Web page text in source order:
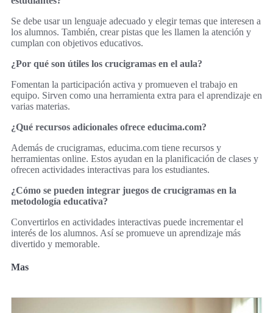
Se debe usar un lenguaje adecuado y elegir temas que interesen a
los alumnos. También, crear pistas que les llamen la atención y
cumplan con objetivos educativos.
¿Por qué son útiles los crucigramas en el aula?
Fomentan la participación activa y promueven el trabajo en
equipo. Sirven como una herramienta extra para el aprendizaje en
varias materias.
¿Qué recursos adicionales ofrece educima.com?
Además de crucigramas, educima.com tiene recursos y
herramientas online. Estos ayudan en la planificación de clases y
ofrecen actividades interactivas para los estudiantes.
¿Cómo se pueden integrar juegos de crucigramas en la
metodología educativa?
Convertirlos en actividades interactivas puede incrementar el
interés de los alumnos. Así se promueve un aprendizaje más
divertido y memorable.
Mas